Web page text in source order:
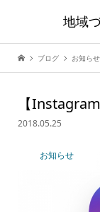
地域
ブログ お知らせ
【
2018.05.25
お知らせ